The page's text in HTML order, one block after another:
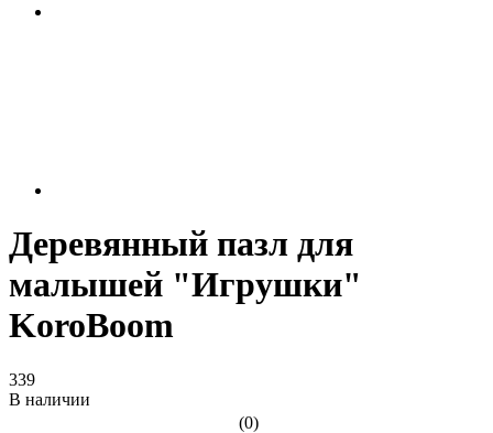
Деревянный пазл для
малышей "Игрушки"
KoroBoom
339
В наличии
(0)